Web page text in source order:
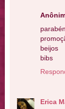
beijos
bibs
Erica